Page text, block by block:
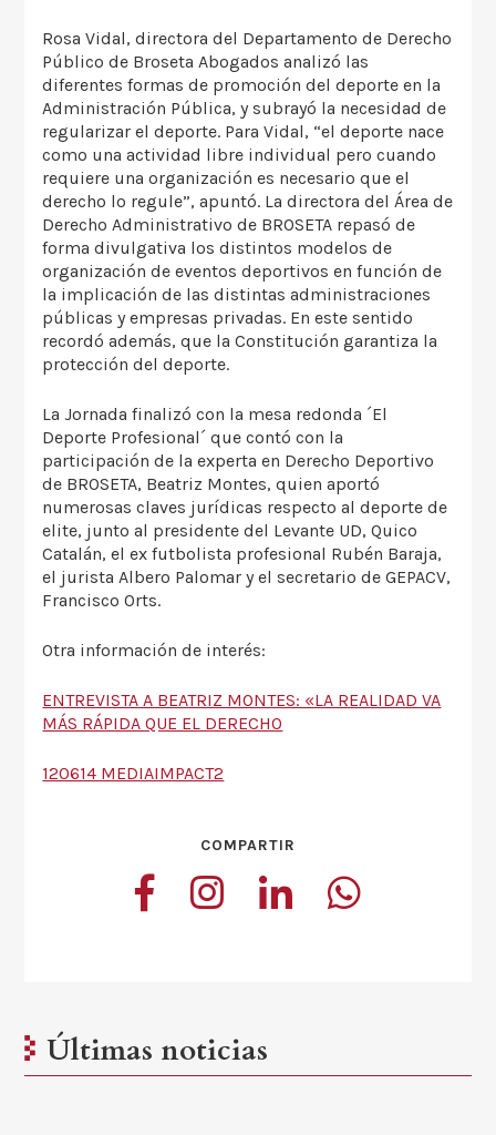
Rosa Vidal, directora del Departamento de Derecho
Público de Broseta Abogados analizó las
diferentes formas de promoción del deporte en la
Administración Pública, y subrayó la necesidad de
regularizar el deporte. Para Vidal, “el deporte nace
como una actividad libre individual pero cuando
requiere una organización es necesario que el
derecho lo regule”, apuntó. La directora del Área de
Derecho Administrativo de BROSETA repasó de
forma divulgativa los distintos modelos de
organización de eventos deportivos en función de
la implicación de las distintas administraciones
públicas y empresas privadas. En este sentido
recordó además, que la Constitución garantiza la
protección del deporte.
La Jornada finalizó con la mesa redonda ´El
Deporte Profesional´ que contó con la
participación de la experta en Derecho Deportivo
de BROSETA, Beatriz Montes, quien aportó
numerosas claves jurídicas respecto al deporte de
elite, junto al presidente del Levante UD, Quico
Catalán, el ex futbolista profesional Rubén Baraja,
el jurista Albero Palomar y el secretario de GEPACV,
Francisco Orts.
Otra información de interés:
ENTREVISTA A BEATRIZ MONTES: «LA REALIDAD VA
MÁS RÁPIDA QUE EL DERECHO
120614 MEDIAIMPACT2
COMPARTIR
Últimas noticias